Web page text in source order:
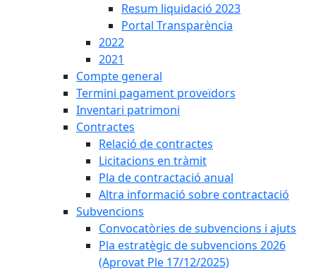
Resum liquidació 2023
Portal Transparència
2022
2021
Compte general
Termini pagament proveïdors
Inventari patrimoni
Contractes
Relació de contractes
Licitacions en tràmit
Pla de contractació anual
Altra informació sobre contractació
Subvencions
Convocatòries de subvencions i ajuts
Pla estratègic de subvencions 2026
(Aprovat Ple 17/12/2025)